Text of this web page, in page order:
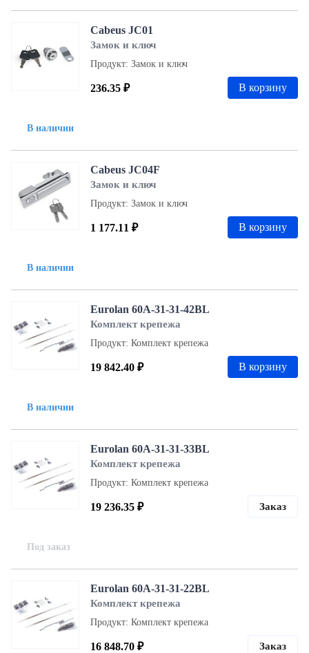
В наличии
Cabeus JC01
Замок и ключ
Продукт: Замок и ключ
236.35 ₽ В корзину
В наличии
Cabeus JC04F
Замок и ключ
Продукт: Замок и ключ
1 177.11 ₽ В корзину
В наличии
Eurolan 60A-31-31-42BL
Комплект крепежа
Продукт: Комплект крепежа
19 842.40 ₽ В корзину
Под заказ
Eurolan 60A-31-31-33BL
Комплект крепежа
Продукт: Комплект крепежа
19 236.35 ₽ Заказ
Eurolan 60A-31-31-22BL
Комплект крепежа
Продукт: Комплект крепежа
16 848.70 ₽ Заказ